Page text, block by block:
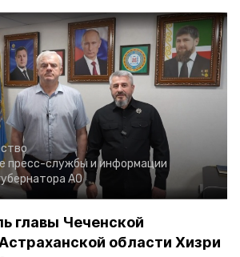
пресс-службы и информации
АО
главы Чеченской
области Хизри